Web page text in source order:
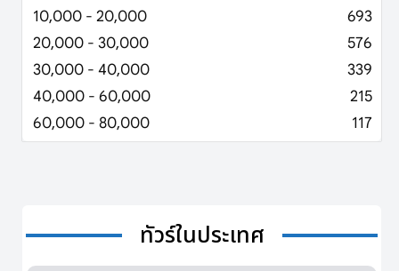
10,000 - 20,000
693
20,000 - 30,000
576
30,000 - 40,000
339
40,000 - 60,000
215
60,000 - 80,000
117
ทัวร์ในประเทศ